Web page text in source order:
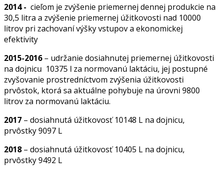
2014 - cieľom je zvýšenie priemernej dennej produkcie na
30,5 litra a zvýšenie priemernej úžitkovosti nad 10000
litrov pri zachovaní výšky vstupov a ekonomickej
efektivity
2015-2016 – udržanie dosiahnutej priemernej úžitkovosti
na dojnicu 10375 l za normovanú laktáciu, jej postupné
zvyšovanie prostredníctvom zvýšenia úžitkovosti
prvôstok, ktorá sa aktuálne pohybuje na úrovni 9800
litrov za normovanú laktáciu.
2017 – dosiahnutá úžitkovosť 10148 L na dojnicu,
prvôstky 9097 L
2018 – dosiahnutá úžitkovosť 10405 L na dojnicu,
prvôstky 9492 L